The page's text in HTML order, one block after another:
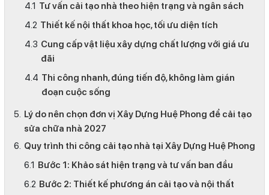
Tư vấn cải tạo nhà theo hiện trạng và ngân sách
Thiết kế nội thất khoa học, tối ưu diện tích
Cung cấp vật liệu xây dựng chất lượng với giá ưu
đãi
Thi công nhanh, đúng tiến độ, không làm gián
đoạn cuộc sống
Lý do nên chọn đơn vị Xây Dựng Huệ Phong để cải tạo
sửa chữa nhà 2027
Quy trình thi công cải tạo nhà tại Xây Dựng Huệ Phong
Bước 1: Khảo sát hiện trạng và tư vấn ban đầu
Bước 2: Thiết kế phương án cải tạo và nội thất